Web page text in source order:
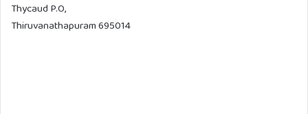
Thycaud P.O,
Thiruvanathapuram 695014